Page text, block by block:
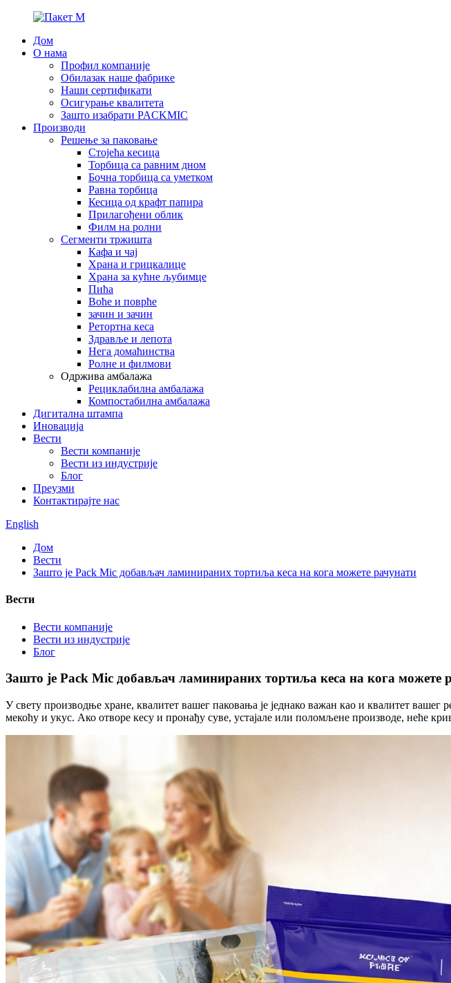
Дом
О нама
Профил компаније
Обилазак наше фабрике
Наши сертификати
Осигурање квалитета
Зашто изабрати PACKMIC
Производи
Решење за паковање
Стојећа кесица
Торбица са равним дном
Бочна торбица са уметком
Равна торбица
Кесица од крафт папира
Прилагођени облик
Филм на ролни
Сегменти тржишта
Кафа и чај
Храна и грицкалице
Храна за кућне љубимце
Пића
Воће и поврће
зачин и зачин
Ретортна кеса
Здравље и лепота
Нега домаћинства
Ролне и филмови
Одржива амбалажа
Рециклабилна амбалажа
Компостабилна амбалажа
Дигитална штампа
Иновација
Вести
Вести компаније
Вести из индустрије
Блог
Преузми
Контактирајте нас
English
Дом
Вести
Зашто је Pack Mic добављач ламинираних тортиља кеса на кога можете рачунати
Вести
Вести компаније
Вести из индустрије
Блог
Зашто је Pack Mic добављач ламинираних тортиља кеса на кога можете
У свету производње хране, квалитет вашег паковања је једнако важан као и квалитет
мекоћу и укус. Ако отворе кесу и пронађу суве, устајале или поломљене производе, неће